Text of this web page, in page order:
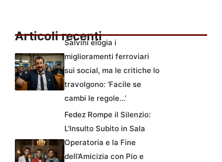
Articoli recenti
Salvini elogia i
miglioramenti ferroviari
sui social, ma le critiche lo
travolgono: ‘Facile se
cambi le regole…’
Fedez Rompe il Silenzio:
L’Insulto Subito in Sala
Operatoria e la Fine
dell’Amicizia con Pio e